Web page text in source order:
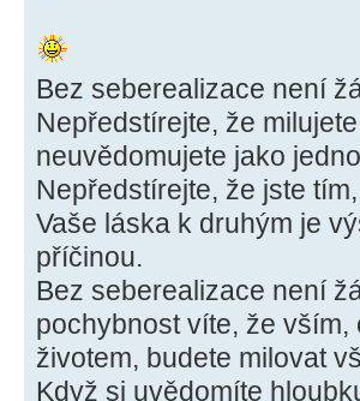
Bez seberealizace není
Nepředstírejte, že
neuvědomujete jako
Nepředstírejte, že jste
Vaše láska k druhým je
příčinou.
Bez seberealizace není
pochybnost víte, že
životem, budete milovat
Když si uvědomíte